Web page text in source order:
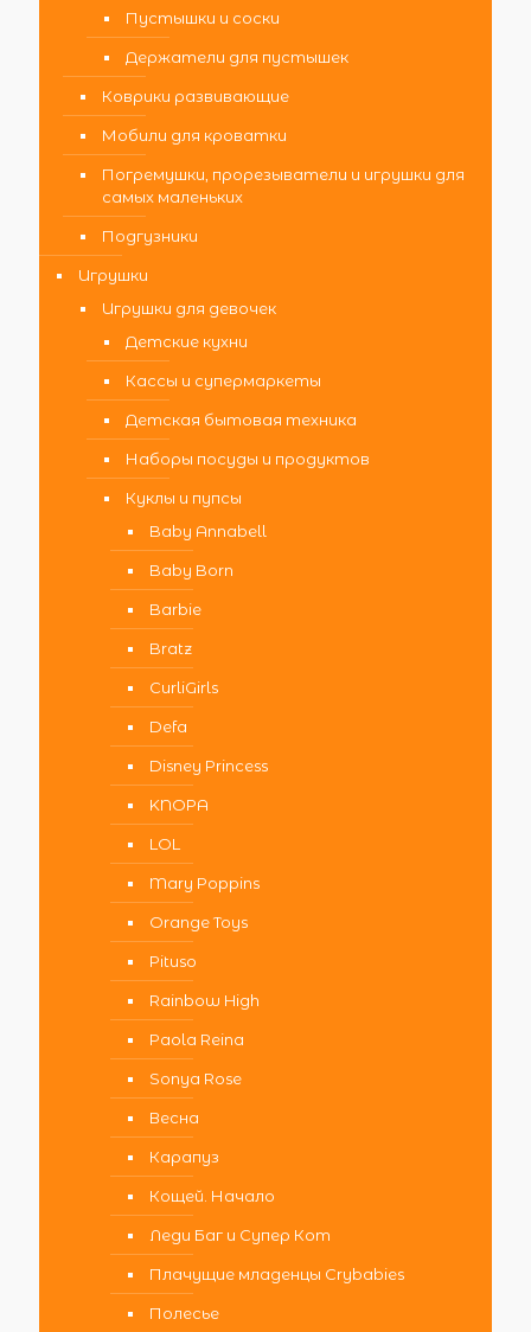
Пустышки и соски
Держатели для пустышек
Коврики развивающие
Мобили для кроватки
Погремушки, прорезыватели и игрушки для
самых маленьких
Подгузники
Игрушки
Игрушки для девочек
Детские кухни
Кассы и супермаркеты
Детская бытовая техника
Наборы посуды и продуктов
Куклы и пупсы
Baby Annabell
Baby Born
Barbie
Bratz
CurliGirls
Defa
Disney Princess
KNOPA
LOL
Mary Poppins
Orange Toys
Pituso
Rainbow High
Paola Reina
Sonya Rose
Весна
Карапуз
Кощей. Начало
Леди Баг и Супер Кот
Плачущие младенцы Crybabies
Полесье